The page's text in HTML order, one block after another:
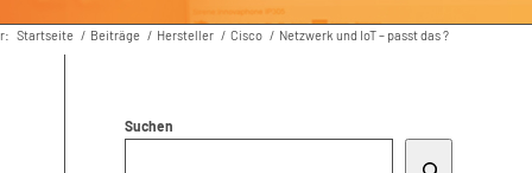
Startseite / Beiträge / Hersteller / Cisco / Netzwerk und IoT – passt das ?
Suchen